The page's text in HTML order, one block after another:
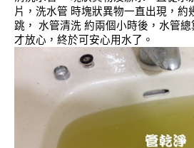
片，洗水管 時塊狀異物一直出現，約
跳， 水管清洗 約兩個小時後，水管
才放心，終於可安心用水了。